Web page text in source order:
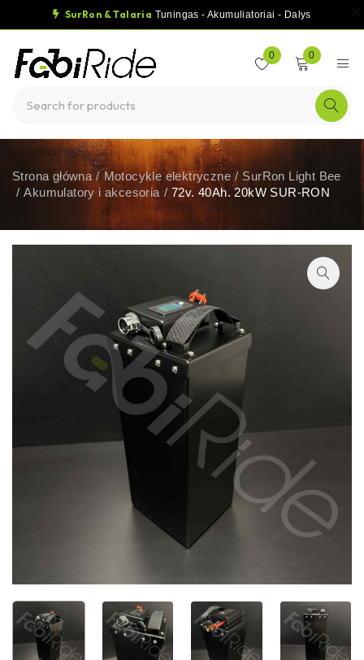
SurRon & Talaria Tuningas - Akumuliatoriai - Dalys
0 0
Strona główna / Motocykle elektryczne / SurRon Light Bee
/ Akumulatory i akcesoria / 72v. 40Ah. 20kW SUR-RON